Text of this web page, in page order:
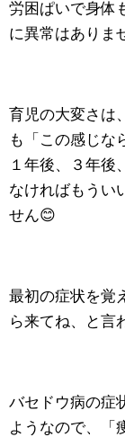
労困ぱいで身体
に異常はありま
育児の大変さは
も「この感じな
１年後、３年後
なければもうい
せん😊
最初の症状を覚
ら来てね、と言
バセドウ病の症
ようなので、「